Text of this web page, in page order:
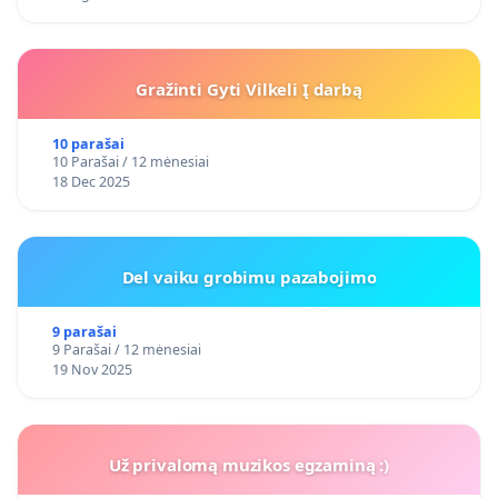
Gražinti Gyti Vilkeli Į darbą
10 parašai
10 Parašai / 12 mėnesiai
18 Dec 2025
Del vaiku grobimu pazabojimo
9 parašai
9 Parašai / 12 mėnesiai
19 Nov 2025
Už privalomą muzikos egzaminą :)